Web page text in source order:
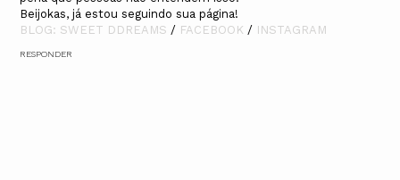
Beijokas, já estou seguindo sua página!
BLOG: SWEET DDREAMS / FACEBOOK / INSTAGRAM
RESPONDER